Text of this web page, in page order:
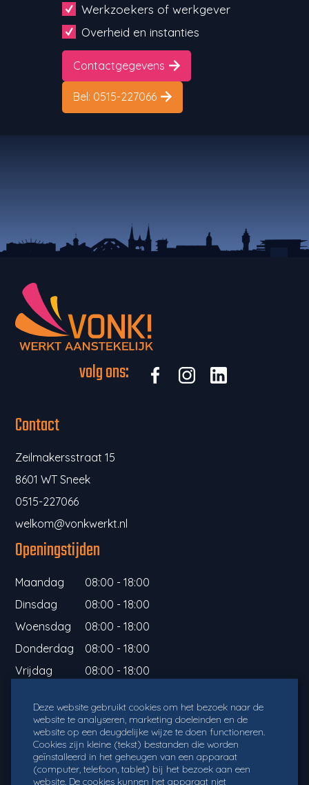
Werkzoekers of werkgever
Overheid en instanties
Contactgegevens
Bel: 0515-227066
volg ons:
Contact
Zeilmakersstraat 15
8601 WT Sneek
0515-227066
welkom@vonkwerkt.nl
Openingstijden
Maandag
08:00 - 18:00
Dinsdag
08:00 - 18:00
Woensdag
08:00 - 18:00
Donderdag
08:00 - 18:00
Vrijdag
08:00 - 18:00
Informatie
Home
Shop
Veelgestelde vragen
Deze website gebruikt cookies om het bezoek naar de
website te analyseren, marketing doeleinden en de
website op een deugdelijke wijze te doen functioneren.
Cookies zijn kleine (tekst) bestanden die worden
geïnstalleerd in het geheugen van een apparaat
(computer, telefoon, tablet) bij het bezoek aan een
website. De cookies kunnen het apparaat niet